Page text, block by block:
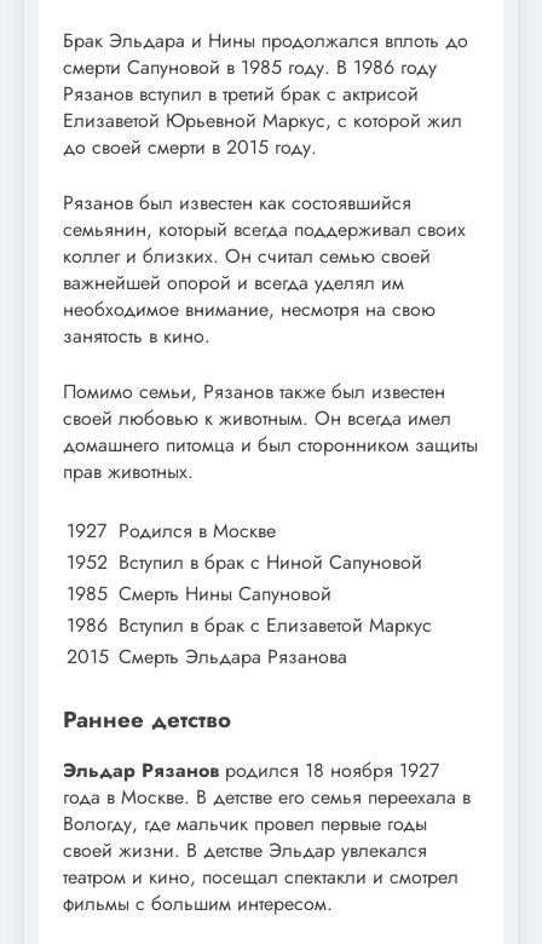
Брак Эльдара и Нины продолжался вплоть до
смерти Сапуновой в 1985 году. В 1986 году
Рязанов вступил в третий брак с актрисой
Елизаветой Юрьевной Маркус, с которой жил
до своей смерти в 2015 году.
Рязанов был известен как состоявшийся
семьянин, который всегда поддерживал своих
коллег и близких. Он считал семью своей
важнейшей опорой и всегда уделял им
необходимое внимание, несмотря на свою
занятость в кино.
Помимо семьи, Рязанов также был известен
своей любовью к животным. Он всегда имел
домашнего питомца и был сторонником защиты
прав животных.
1927 Родился в Москве
1952 Вступил в брак с Ниной Сапуновой
1985 Смерть Нины Сапуновой
1986 Вступил в брак с Елизаветой Маркус
2015 Смерть Эльдара Рязанова
Раннее детство
Эльдар Рязанов родился 18 ноября 1927
года в Москве. В детстве его семья переехала в
Вологду, где мальчик провел первые годы
своей жизни. В детстве Эльдар увлекался
театром и кино, посещал спектакли и смотрел
фильмы с большим интересом.